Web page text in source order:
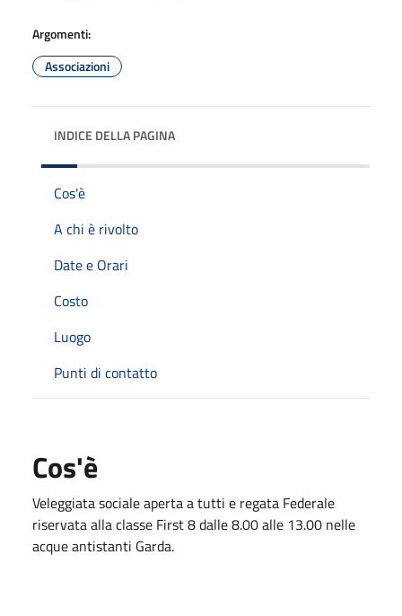
Argomenti:
Associazioni
INDICE DELLA PAGINA
Cos'è
A chi è rivolto
Date e Orari
Costo
Luogo
Punti di contatto
Cos'è
Veleggiata sociale aperta a tutti e regata Federale
riservata alla classe First 8 dalle 8.00 alle 13.00 nelle
acque antistanti Garda.